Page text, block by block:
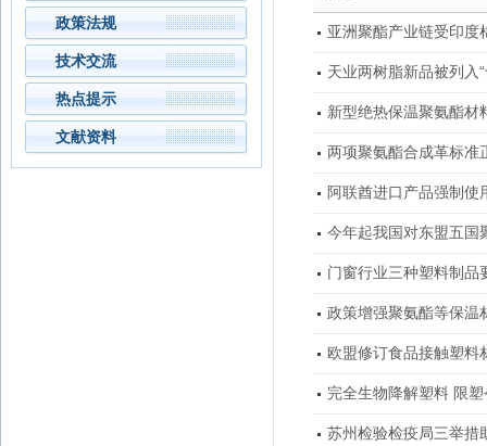
政策法规
技术交流
热点提示
文献资料
亚洲聚酯产业链受印度
天业两树脂新品被列入
新型绝热保温聚氨酯材
两项聚氨酯合成革标准
阿联酋进口产品强制使
今年起我国对东盟五国
门窗行业三种塑料制品
政策增强聚氨酯等保温
欧盟修订食品接触塑料
完全生物降解塑料 限
苏州检验检疫局三举